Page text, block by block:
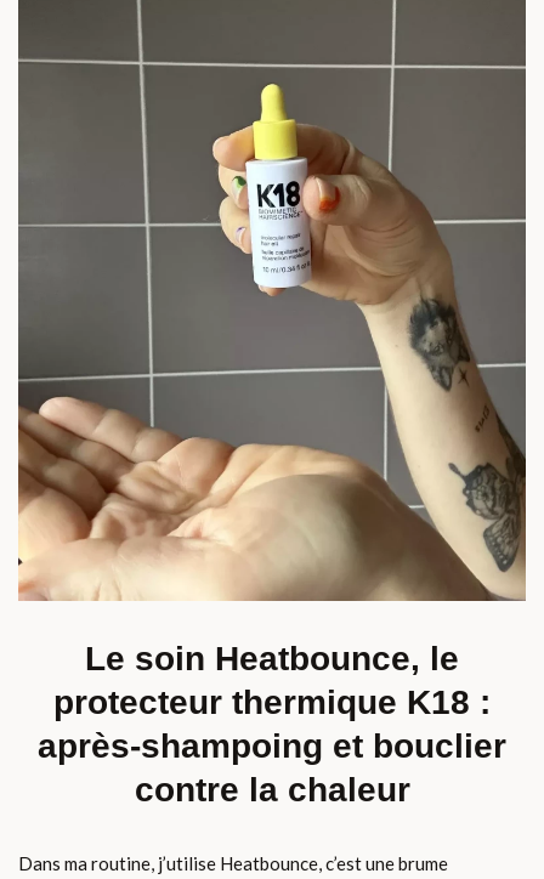
Le soin Heatbounce, le
protecteur thermique K18 :
après-shampoing et bouclier
contre la chaleur
Dans ma routine, j’utilise Heatbounce, c’est une brume